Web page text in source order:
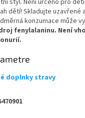
dětí! Skladujte uzavřené
konzumace může
fenylalaninu. Není
doplnky stravy